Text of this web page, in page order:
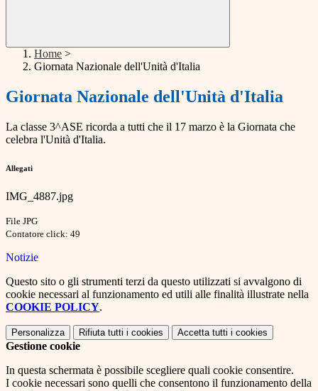
Home >
Giornata Nazionale dell'Unità d'Italia
Giornata Nazionale dell'Unità d'Italia
La classe 3^ASE ricorda a tutti che il 17 marzo è la Giornata che
celebra l'Unità d'Italia.
Allegati
IMG_4887.jpg
File JPG
Contatore click: 49
Notizie
Questo sito o gli strumenti terzi da questo utilizzati si avvalgono di
cookie necessari al funzionamento ed utili alle finalità illustrate nella
COOKIE POLICY.
Personalizza Rifiuta tutti i cookies Accetta tutti i cookies
Gestione cookie
In questa schermata è possibile scegliere quali cookie consentire.
I cookie necessari sono quelli che consentono il funzionamento della